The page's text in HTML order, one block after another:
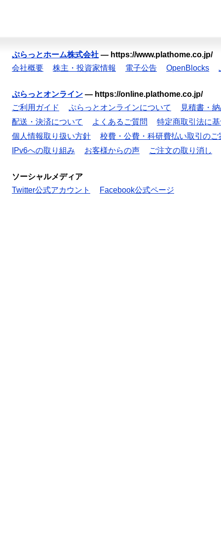
ぷらっとホーム株式会社 — https://www.plathome.co.jp/
会社概要
株主・投資家情報 電子公告 OpenBlocks
ぷらっとオンライン — https://online.plathome.co.jp/
ご利用ガイド
ぷらっとオンラインについて
見積書・
配送・決済について
よくあるご質問
特定商取引法に
個人情報取り扱い方針
校費・公費・科研費払い取引のご
IPv6への取り組み
お客様からの声 ご注文の取り消し
ソーシャルメディア
Twitter公式アカウント
Facebook公式ページ